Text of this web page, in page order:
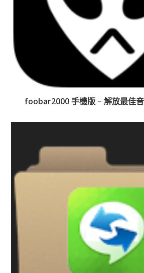
foobar2000 手機版 – 解放最佳